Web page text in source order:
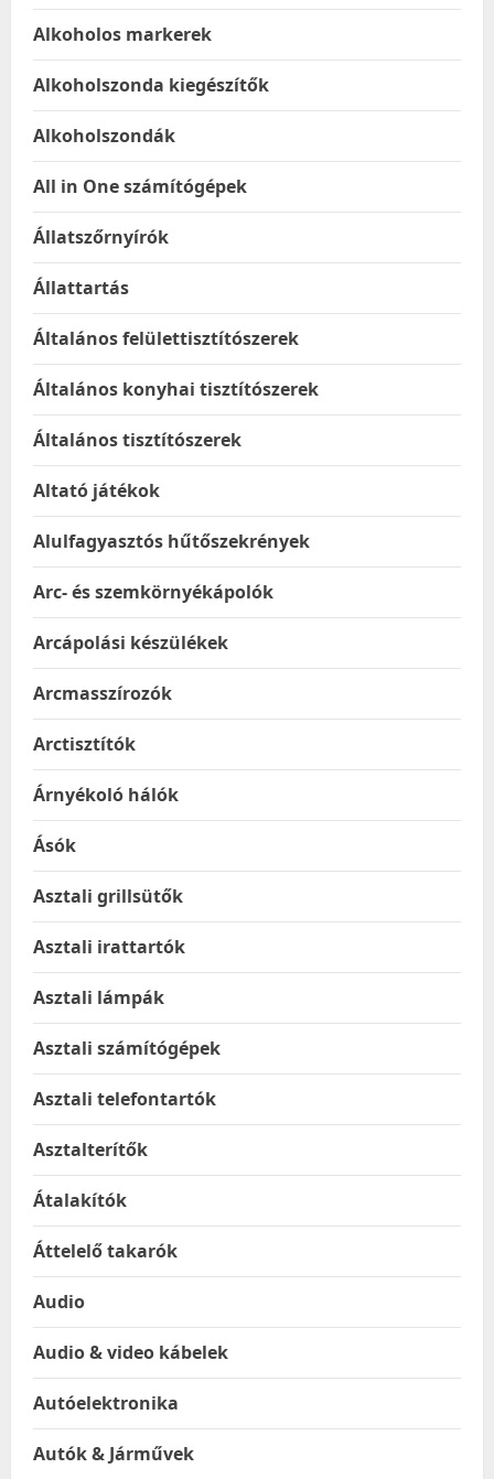
Alkoholos markerek
Alkoholszonda kiegészítők
Alkoholszondák
All in One számítógépek
Állatszőrnyírók
Állattartás
Általános felülettisztítószerek
Általános konyhai tisztítószerek
Általános tisztítószerek
Altató játékok
Alulfagyasztós hűtőszekrények
Arc- és szemkörnyékápolók
Arcápolási készülékek
Arcmasszírozók
Arctisztítók
Árnyékoló hálók
Ásók
Asztali grillsütők
Asztali irattartók
Asztali lámpák
Asztali számítógépek
Asztali telefontartók
Asztalterítők
Átalakítók
Áttelelő takarók
Audio
Audio & video kábelek
Autóelektronika
Autók & Járművek